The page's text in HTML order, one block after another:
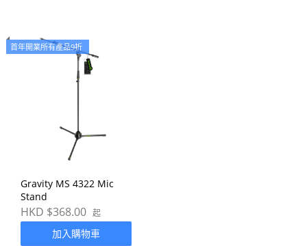
首年開業所有產品9折
Gravity MS 4322 Mic
Stand
HKD $368.00 起
加入購物車